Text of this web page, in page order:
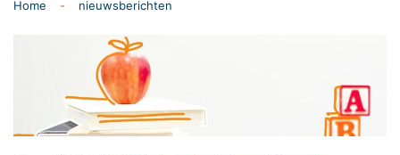
Home nieuwsberichten